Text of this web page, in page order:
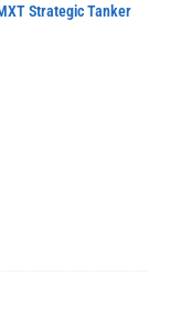
Strategic Tanker